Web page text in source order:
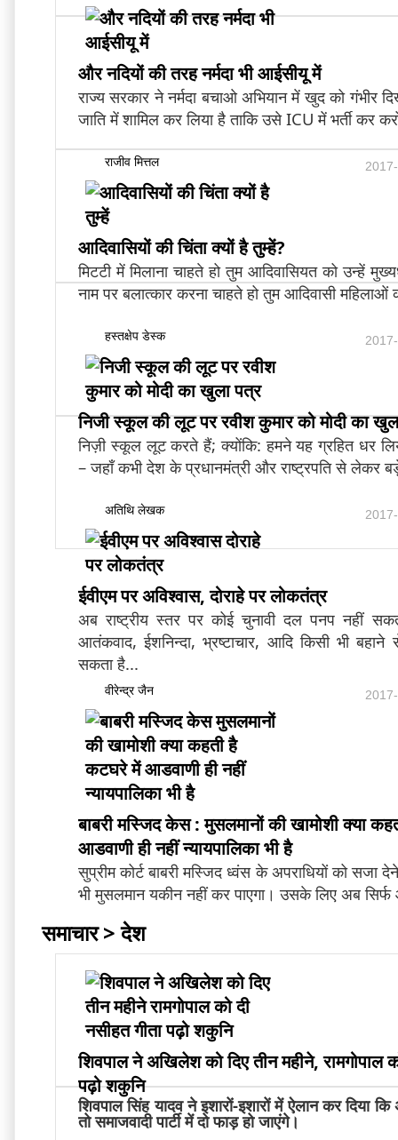
और नदियों की तरह नर्मदा भी आईसीयू में
राज्य सरकार ने नर्मदा बचाओ अभियान में खुद को गंभीर
जाति में शामिल कर लिया है ताकि उसे ICU में भर्ती कर
राजीव मित्तल
आदिवासियों की चिंता क्यों है तुम्हें?
मिटटी में मिलाना चाहते हो तुम आदिवासियत को उन्हें
नाम पर बलात्कार करना चाहते हो तुम आदिवासी महिलाओं
हस्तक्षेप डेस्क
निजी स्कूल की लूट पर रवीश कुमार को मोदी का
निज़ी स्कूल लूट करते हैं; क्योंकि: हमने यह ग्रहित धर
– जहाँ कभी देश के प्रधानमंत्री और राष्ट्रपति से लेकर
अतिथि लेखक
ईवीएम पर अविश्वास, दोराहे पर लोकतंत्र
अब राष्ट्रीय स्तर पर कोई चुनावी दल पनप नहीं
आतंकवाद, ईशनिन्दा, भ्रष्टाचार, आदि किसी भी बहाने
सकता है...
वीरेन्द्र जैन
बाबरी मस्जिद केस : मुसलमानों की खामोशी क्या
आडवाणी ही नहीं न्यायपालिका भी है
सुप्रीम कोर्ट बाबरी मस्जिद ध्वंस के अपराधियों को सजा
भी मुसलमान यकीन नहीं कर पाएगा। उसके लिए अब
समाचार > देश
शिवपाल ने अखिलेश को दिए तीन महीने, रामगोपाल
पढ़ो शकुनि
शिवपाल सिंह यादव ने इशारों-इशारों में ऐलान कर दिया
तो समाजवादी पार्टी में दो फाड़ हो जाएंगे।